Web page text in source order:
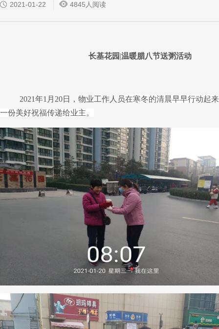
2021-01-22 4845人阅读
长基花园 |温暖腊八节送粥活动
2021年1月 20日， 物业工作人员在寒冬的清晨早早行动起
一份美好祝福传递给业主。